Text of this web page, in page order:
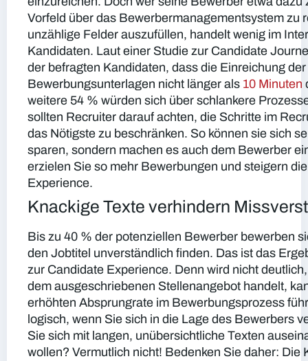
Vorfeld über das Bewerbermanagementsystem zu
unzählige Felder auszufüllen, handelt wenig im
Kandidaten. Laut einer Studie zur Candidate
der befragten Kandidaten, dass die Einreichung der
Bewerbungsunterlagen nicht länger als 10 Minuten
weitere 54 % würden sich über schlankere
sollten Recruiter darauf achten, die Schritte im
das Nötigste zu beschränken. So können sie sich
sparen, sondern machen es auch dem Bewerber
erzielen Sie so mehr Bewerbungen und steigern
Experience.
Knackige Texte verhindern
Bis zu 40 % der potenziellen Bewerber bewerben
den Jobtitel unverständlich finden. Das ist das
zur Candidate Experience. Denn wird nicht
dem ausgeschriebenen Stellenangebot handelt,
erhöhten Absprungrate im Bewerbungsprozess
logisch, wenn Sie sich in die Lage des Bewerbers
Sie sich mit langen, unübersichtliche Texten
wollen? Vermutlich nicht! Bedenken Sie daher: Die